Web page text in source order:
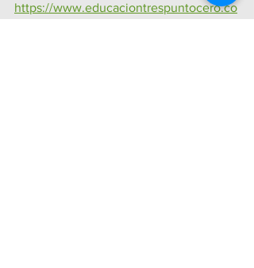
https://www.educaciontrespuntocero.co